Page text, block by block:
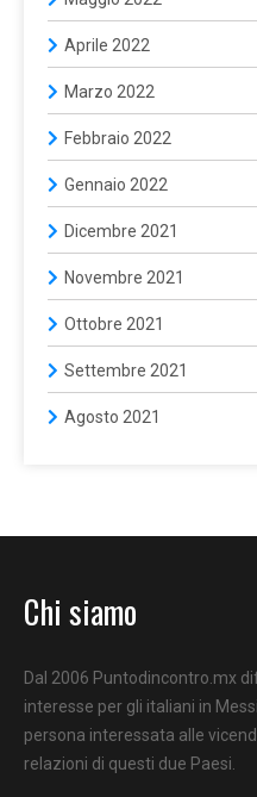
Aprile 2022
Marzo 2022
Febbraio 2022
Gennaio 2022
Dicembre 2021
Novembre 2021
Ottobre 2021
Settembre 2021
Agosto 2021
Chi siamo
Dal 2006 Puntodincontro.mx
interesse per gli italiani in
persona interessata alle
relazioni di questi due Paesi.